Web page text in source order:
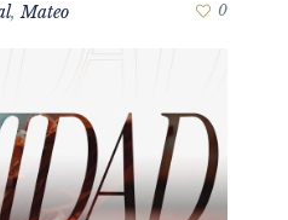
,Mateo 0